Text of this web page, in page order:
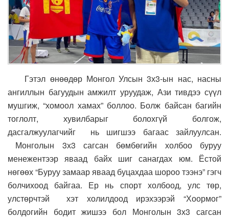
Гэтэл өнөөдөр Монгол Улсын 3х3-ын нас, насны
ангиллын багуудын амжилт уруудаж, Ази тивдээ сүүл
мушгиж, “хомоол хамах” боллоо. Болж байсан багийн
тоглолт, хувилбарыг болохгүй болгож,
дасгалжуулагчийг нь шигшээ багаас зайлуулсан.
Монголын 3х3 сагсан бөмбөгийн холбоо буруу
менежентээр яваад байх шиг санагдах юм. Ёстой
нөгөөх “Буруу замаар яваад буцахдаа шороо тээнэ” гэгч
болчихоод байгаа. Ер нь спорт холбоод, улс төр,
улстөрчтэй хэт холилдоод ирэхээрэй “Хоормог”
болдогийн бодит жишээ бол Монголын 3х3 сагсан